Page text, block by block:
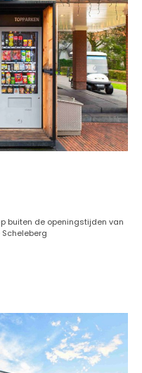
buiten de openingstijden van